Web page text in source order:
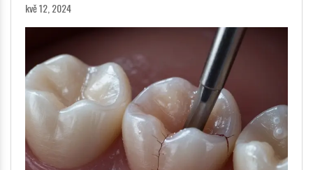
kvě 12, 2024